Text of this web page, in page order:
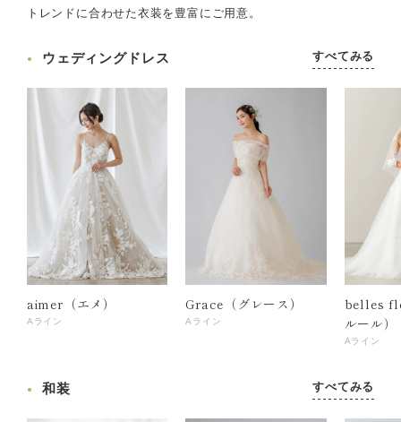
トレンドに合わせた衣装を豊富にご用意。
ウェディングドレス すべてみる
aimer（エメ）
Aライン
Grace（グレース）
Aライン
belles
ルール）
Aライン
和装 すべてみる